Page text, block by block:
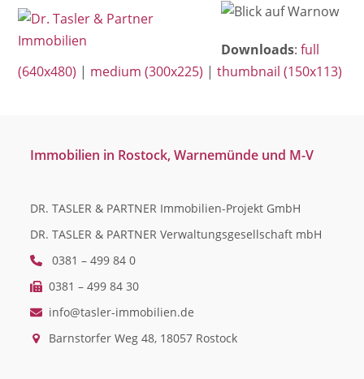
SkipOpen
mobile
menu
Close
mobile
menu
Downloads:full
(640x480) | medium (300x225) |thumbnail (150x113)
Immobilien in Rostock, Warnemünde und M-V
DR. TASLER & PARTNER Immobilien-Projekt GmbH
DR. TASLER & PARTNER Verwaltungsgesellschaft mbH
0381 – 499 84 0
0381 – 499 84 30
info@tasler-immobilien.de
Barnstorfer Weg 48, 18057 Rostock